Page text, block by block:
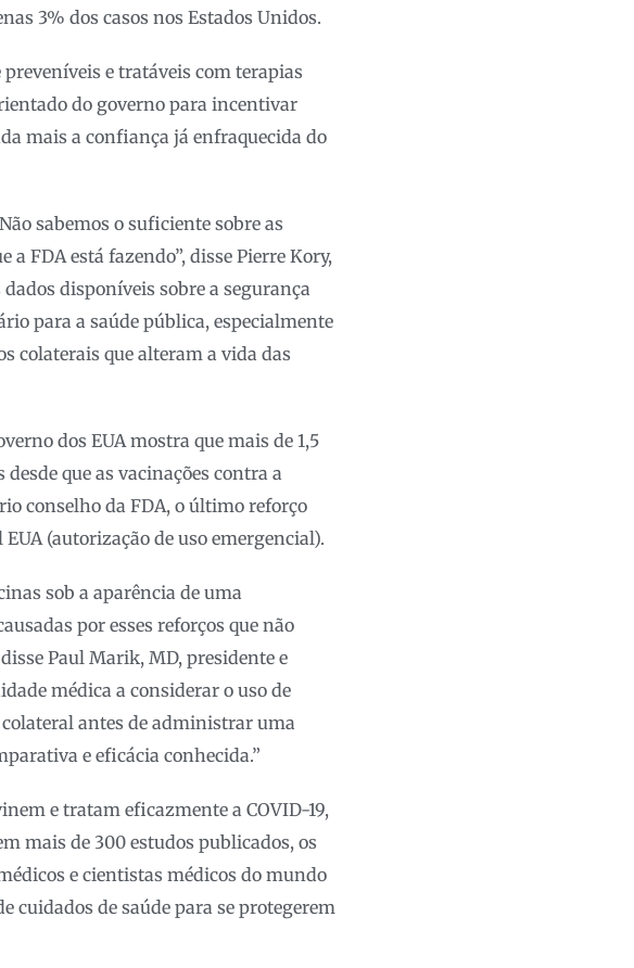
3% dos casos nos Estados Unidos.
e tratáveis com terapias
do governo para incentivar
mais a confiança já enfraquecida do
sabemos o suficiente sobre as
FDA está fazendo”, disse Pierre Kory,
dados disponíveis sobre a segurança
para a saúde pública, especialmente
colaterais que alteram a vida das
dos EUA mostra que mais de 1,5
que as vacinações contra a
conselho da FDA, o último reforço
(autorização de uso emergencial).
sob a aparência de uma
por esses reforços que não
Paul Marik, MD, presidente e
médica a considerar o uso de
antes de administrar uma
e eficácia conhecida.”
e tratam eficazmente a COVID-19,
mais de 300 estudos publicados, os
e cientistas médicos do mundo
cuidados de saúde para se protegerem